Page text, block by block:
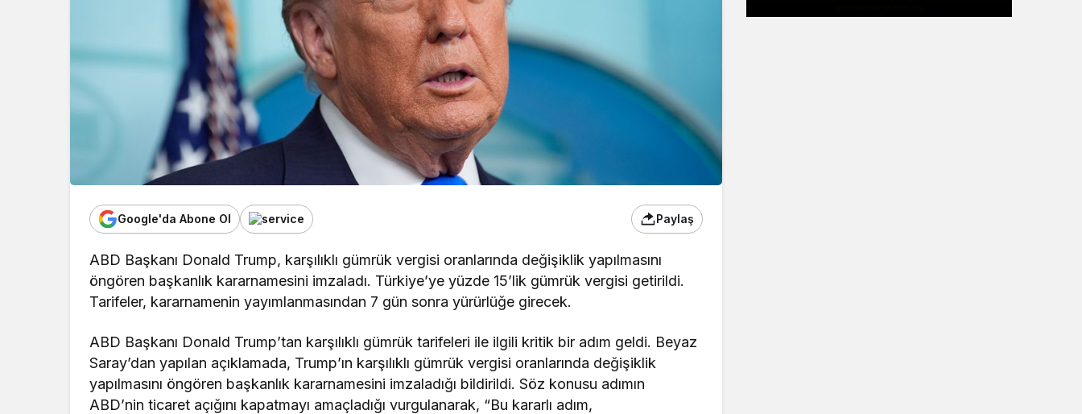
Google'da Abone Ol Paylaş
ABD Başkanı Donald Trump, karşılıklı gümrük vergisi oranlarında değişiklik yapılmasını
öngören başkanlık kararnamesini imzaladı. Türkiye’ye yüzde 15’lik gümrük vergisi getirildi.
Tarifeler, kararnamenin yayımlanmasından 7 gün sonra yürürlüğe girecek.
ABD Başkanı Donald Trump’tan karşılıklı gümrük tarifeleri ile ilgili kritik bir adım geldi. Beyaz
Saray’dan yapılan açıklamada, Trump’ın karşılıklı gümrük vergisi oranlarında değişiklik
yapılmasını öngören başkanlık kararnamesini imzaladığı bildirildi. Söz konusu adımın
ABD’nin ticaret açığını kapatmayı amaçladığı vurgulanarak, “Bu kararlı adım,